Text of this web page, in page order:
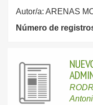
Autor/a: ARENAS
Número de